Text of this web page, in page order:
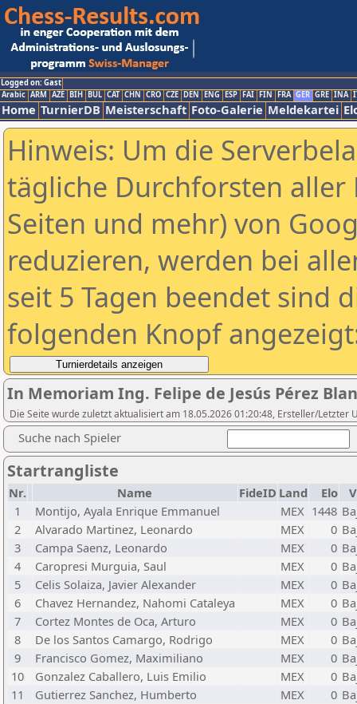
Logged on: Gast
Arabic ARM AZE BIH BUL CAT CHN CRO CZE DEN ENG ESP FAI FIN FRA GER GRE INA
Home TurnierDB Meisterschaft Foto-Galerie Meldekartei
Hinweis: Um die
tägliche Durchforsten aller
Seiten und mehr) von
reduzieren, werden bei
seit 5 Tagen beendet sind
folgenden Knopf
In Memoriam Ing. Felipe de Jesús Pérez
Die Seite wurde zuletzt aktualisiert am 18.05.2026 01:20:48, Ersteller/Letzter
Suche nach Spieler
Startrangliste
Nr. Name FideID Land Elo
1
Montijo, Ayala Enrique Emmanuel MEX 1448
2
Alvarado Martinez, Leonardo MEX 0
3
Campa Saenz, Leonardo MEX 0
4
Caropresi Murguia, Saul MEX 0
5
Celis Solaiza, Javier Alexander MEX 0
6
Chavez Hernandez, Nahomi Cataleya MEX 0
7
Cortez Montes de Oca, Arturo MEX 0
8
De los Santos Camargo, Rodrigo MEX 0
9
Francisco Gomez, Maximiliano MEX 0
10
Gonzalez Caballero, Luis Emilio MEX 0
11
Gutierrez Sanchez, Humberto MEX 0